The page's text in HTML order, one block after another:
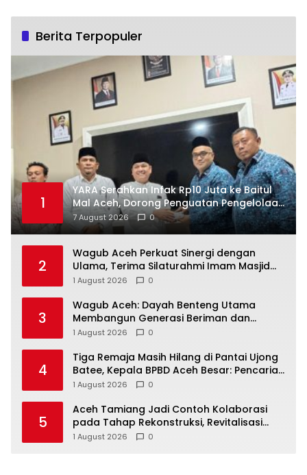
Berita Terpopuler
1
YARA Serahkan Infak Rp10 Juta ke Baitul
Mal Aceh, Dorong Penguatan Pengelolaan
ZIS yang Amanah
7 August 2026 0
2
Wagub Aceh Perkuat Sinergi dengan
Ulama, Terima Silaturahmi Imam Masjid
Raya Baiturrahman
1 August 2026 0
3
Wagub Aceh: Dayah Benteng Utama
Membangun Generasi Beriman dan
Berakhlak
1 August 2026 0
4
Tiga Remaja Masih Hilang di Pantai Ujong
Batee, Kepala BPBD Aceh Besar: Pencarian
Terus Dimaksimalkan
1 August 2026 0
5
Aceh Tamiang Jadi Contoh Kolaborasi
pada Tahap Rekonstruksi, Revitalisasi
Sekolah Dipercepat Libatkan Masyarakat
1 August 2026 0